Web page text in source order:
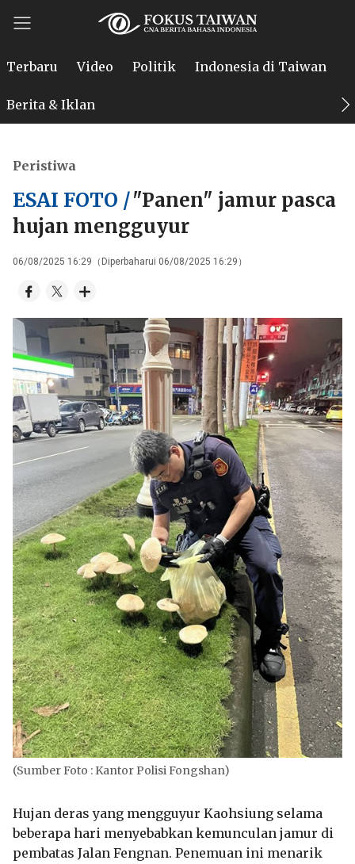
Terbaru Video Politik Indonesia di Taiwan
Berita & Iklan
Peristiwa
ESAI FOTO /"Panen" jamur pasca
hujan mengguyur
06/08/2025 16:29（Diperbaharui 06/08/2025 16:29）
(Sumber Foto : Kantor Polisi Fongshan)
Hujan deras yang mengguyur Kaohsiung selama
beberapa hari menyebabkan kemunculan jamur di
pembatas Jalan Fengnan. Penemuan ini menarik